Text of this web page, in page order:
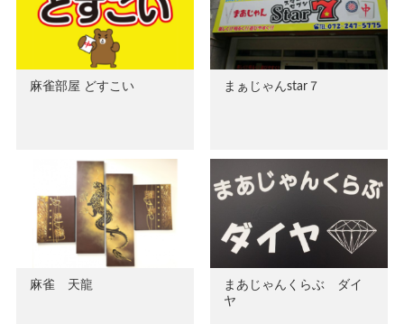
麻雀部屋 どすこい まぁじゃんstar７
麻雀 天龍
まあじゃんくらぶ ダイ
ヤ